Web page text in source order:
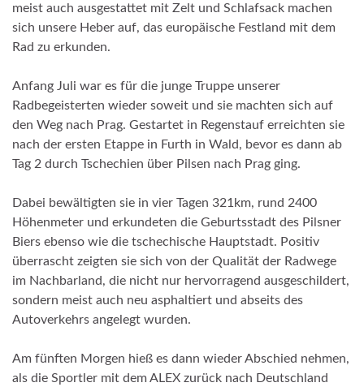
meist auch ausgestattet mit Zelt und Schlafsack machen
sich unsere Heber auf, das europäische Festland mit dem
Rad zu erkunden.
Anfang Juli war es für die junge Truppe unserer
Radbegeisterten wieder soweit und sie machten sich auf
den Weg nach Prag. Gestartet in Regenstauf erreichten sie
nach der ersten Etappe in Furth in Wald, bevor es dann ab
Tag 2 durch Tschechien über Pilsen nach Prag ging.
Dabei bewältigten sie in vier Tagen 321km, rund 2400
Höhenmeter und erkundeten die Geburtsstadt des Pilsner
Biers ebenso wie die tschechische Hauptstadt. Positiv
überrascht zeigten sie sich von der Qualität der Radwege
im Nachbarland, die nicht nur hervorragend ausgeschildert,
sondern meist auch neu asphaltiert und abseits des
Autoverkehrs angelegt wurden.
Am fünften Morgen hieß es dann wieder Abschied nehmen,
als die Sportler mit dem ALEX zurück nach Deutschland